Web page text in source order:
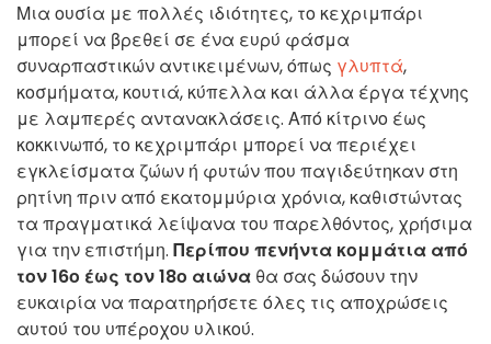
Μια ουσία με πολλές ιδιότητες, το κεχριμπάρι
μπορεί να βρεθεί σε ένα ευρύ φάσμα
συναρπαστικών αντικειμένων, όπως γλυπτά,
κοσμήματα, κουτιά, κύπελλα και άλλα έργα τέχνης
με λαμπερές αντανακλάσεις. Από κίτρινο έως
κοκκινωπό, το κεχριμπάρι μπορεί να περιέχει
εγκλείσματα ζώων ή φυτών που παγιδεύτηκαν στη
ρητίνη πριν από εκατομμύρια χρόνια, καθιστώντας
τα πραγματικά λείψανα του παρελθόντος, χρήσιμα
για την επιστήμη. Περίπου πενήντα κομμάτια από
τον 16ο έως τον 18ο αιώνα θα σας δώσουν την
ευκαιρία να παρατηρήσετε όλες τις αποχρώσεις
αυτού του υπέροχου υλικού.